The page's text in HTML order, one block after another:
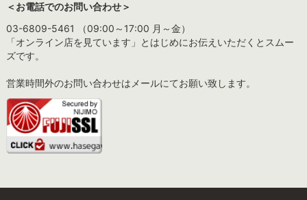
＜お電話でのお問い合わせ＞
03-6809-5461 （09:00～17:00 月～金）
「オンライン店を見ています」とはじめにお伝えいただくとスムー
ズです。
営業時間外のお問い合わせはメールにてお願い致します。